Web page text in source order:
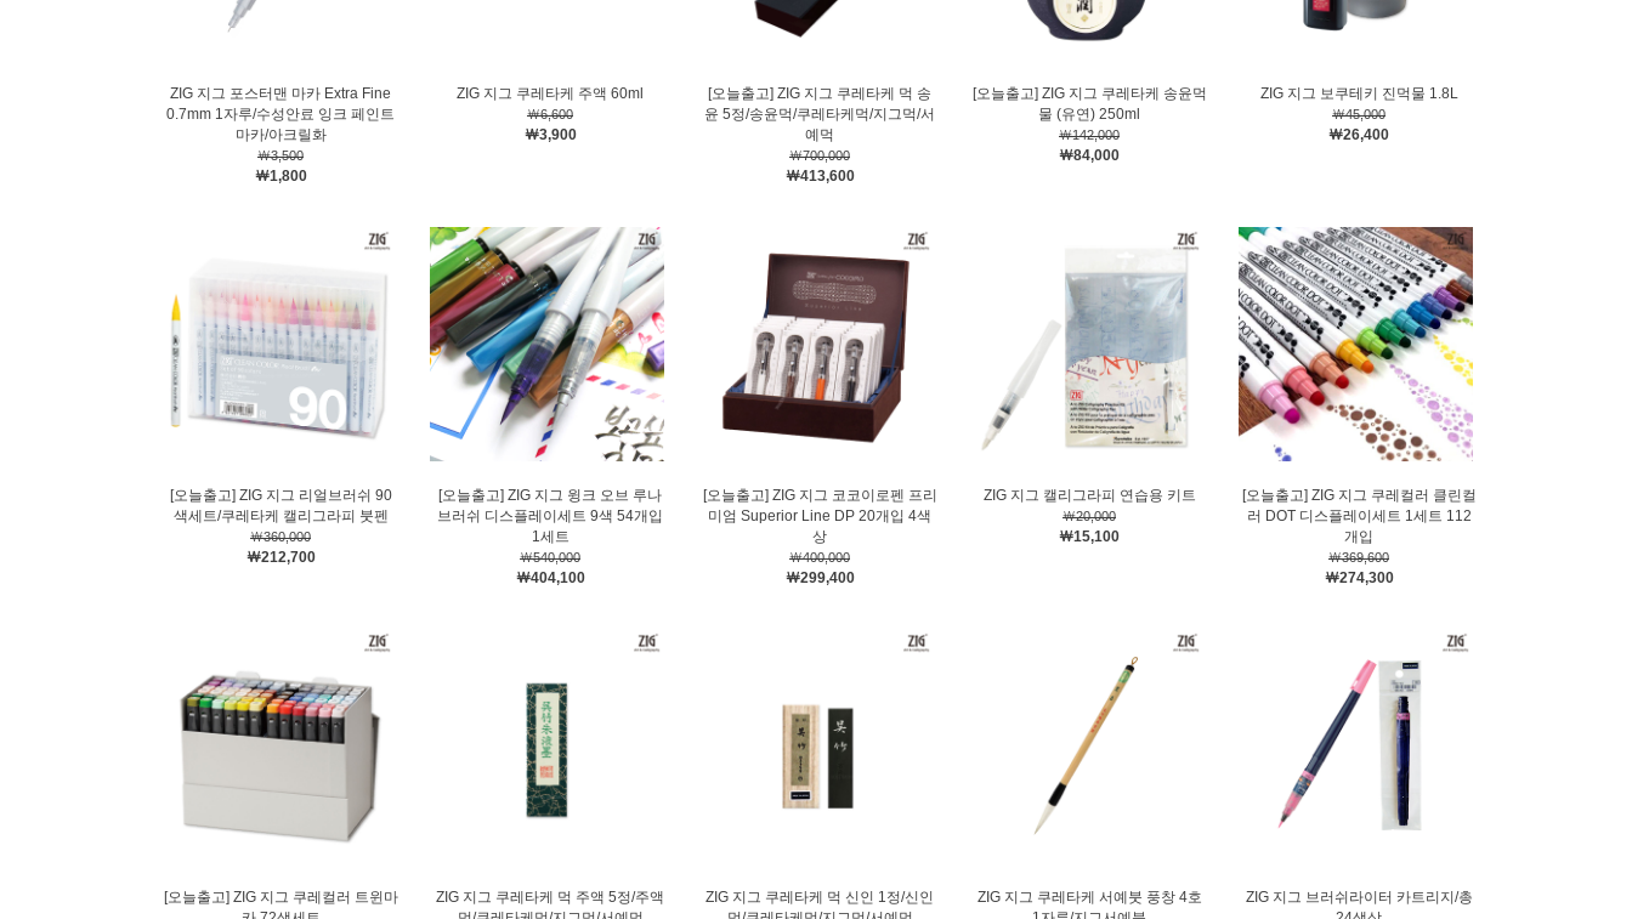
ZIG 지그 포스터맨 마카 Extra Fine
0.7mm 1자루/수성안료 잉크 페인트
마카/아크릴화
￦3,500
￦1,800
ZIG 지그 쿠레타케 주액 60ml
￦6,600
￦3,900
[오늘출고] ZIG 지그 쿠레타케 먹 송
윤 5정/송윤먹/쿠레타케먹/지그먹/서
예먹
￦700,000
￦413,600
[오늘출고] ZIG 지그 쿠레타케 송윤먹
물 (유연) 250ml
￦142,000
￦84,000
ZIG 지그 보쿠테키 진먹물 1.8L
￦45,000
￦26,400
[오늘출고] ZIG 지그 리얼브러쉬 90
색세트/쿠레타케 캘리그라피 붓펜
￦360,000
￦212,700
[오늘출고] ZIG 지그 윙크 오브 루나
브러쉬 디스플레이세트 9색 54개입
1세트
￦540,000
￦404,100
[오늘출고] ZIG 지그 코코이로펜 프리
미엄 Superior Line DP 20개입 4색
상
￦400,000
￦299,400
ZIG 지그 캘리그라피 연습용 키트
￦20,000
￦15,100
[오늘출고] ZIG 지그 쿠레컬러 클린컬
러 DOT 디스플레이세트 1세트 112
개입
￦369,600
￦274,300
[오늘출고] ZIG 지그 쿠레컬러 트윈마
ZIG 지그 쿠레타케 먹 주액 5정/주액
ZIG 지그 쿠레타케 먹 신인 1정/신인
ZIG 지그 쿠레타케 서예붓 풍창 4호
ZIG 지그 브러쉬라이터 카트리지/총